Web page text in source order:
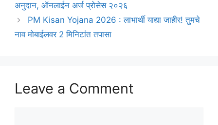
अनुदान, ऑनलाईन अर्ज प्रोसेस २०२६
PM Kisan Yojana 2026 : लाभार्थी याद्या जाहीर! तुमचे
नाव मोबाईलवर 2 मिनिटांत तपासा
Leave a Comment